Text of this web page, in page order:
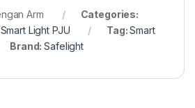
Arm
Categories:
Smart Light PJU Tag:Smart
Brand:Safelight